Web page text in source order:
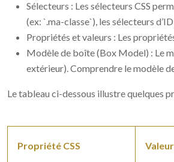
Sélecteurs : Les sélecteurs CSS
(ex: `.ma-classe`), les sélecteurs
Propriétés et valeurs : Les
Modèle de boîte (Box Model) : Le
extérieur). Comprendre le modèle
Le tableau ci-dessous illustre quelques
Propriété CSS